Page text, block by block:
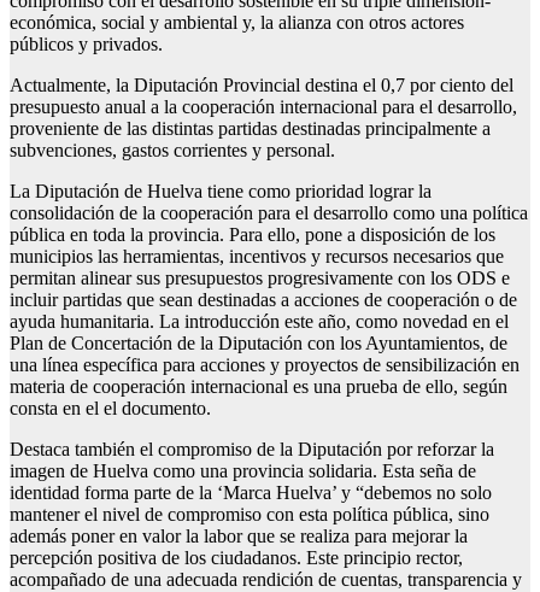
económica, social y ambiental y, la alianza con otros actores
públicos y privados.
Actualmente, la Diputación Provincial destina el 0,7 por ciento del
presupuesto anual a la cooperación internacional para el desarrollo,
proveniente de las distintas partidas destinadas principalmente a
subvenciones, gastos corrientes y personal.
La Diputación de Huelva tiene como prioridad lograr la
consolidación de la cooperación para el desarrollo como una política
pública en toda la provincia. Para ello, pone a disposición de los
municipios las herramientas, incentivos y recursos necesarios que
permitan alinear sus presupuestos progresivamente con los ODS e
incluir partidas que sean destinadas a acciones de cooperación o de
ayuda humanitaria. La introducción este año, como novedad en el
Plan de Concertación de la Diputación con los Ayuntamientos, de
una línea específica para acciones y proyectos de sensibilización en
materia de cooperación internacional es una prueba de ello, según
consta en el el documento.
Destaca también el compromiso de la Diputación por reforzar la
imagen de Huelva como una provincia solidaria. Esta seña de
identidad forma parte de la ‘Marca Huelva’ y “debemos no solo
mantener el nivel de compromiso con esta política pública, sino
además poner en valor la labor que se realiza para mejorar la
percepción positiva de los ciudadanos. Este principio rector,
acompañado de una adecuada rendición de cuentas, transparencia y